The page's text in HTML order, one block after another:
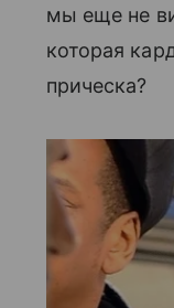
мы еще не
которая
прическа?